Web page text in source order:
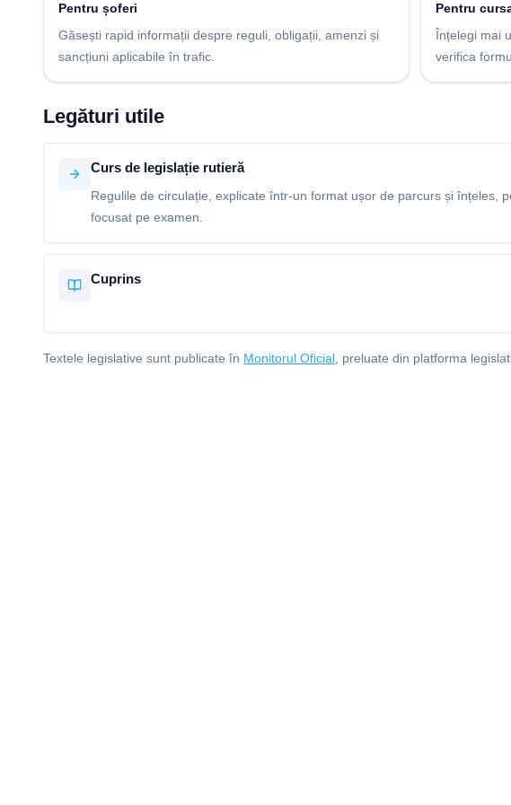
Pentru șoferi
Găsești rapid informații despre reguli, obligații, amenzi și
sancțiuni aplicabile în trafic.
Pentru
Înțelegi mai
verifica
Legături utile
Curs de legislație rutieră
Regulile de circulație, explicate într-un format ușor de parcurs și înțeles,
focusat pe examen.
Cuprins
Textele legislative sunt publicate în Monitorul Oficial , preluate din platforma